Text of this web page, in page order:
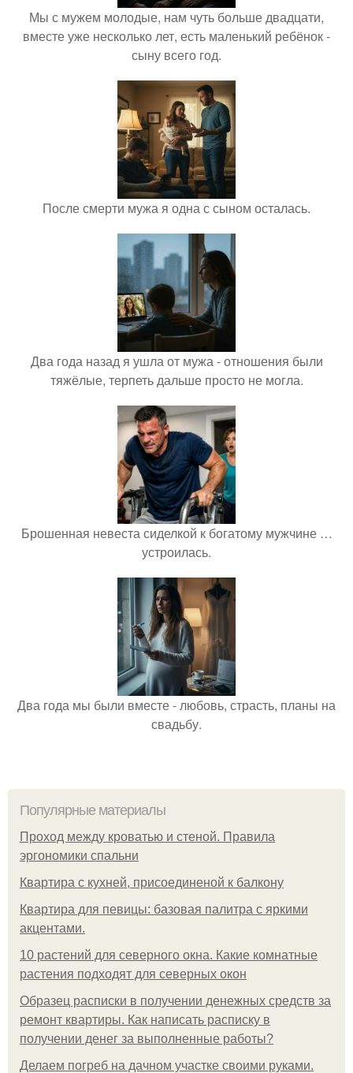
Мы с мужем молодые, нам чуть больше двадцати,
вместе уже несколько лет, есть маленький ребёнок -
сыну всего год.
После смерти мужа я одна с сыном осталась.
Два года назад я ушла от мужа - отношения были
тяжёлые, терпеть дальше просто не могла.
Брошенная невеста сиделкой к богатому мужчине …
устроилась.
Два года мы были вместе - любовь, страсть, планы на
свадьбу.
Популярные материалы
Проход между кроватью и стеной. Правила
эргономики спальни
Квартира с кухней, присоединеной к балкону
Квартира для певицы: базовая палитра с яркими
акцентами.
10 растений для северного окна. Какие комнатные
растения подходят для северных окон
Образец расписки в получении денежных средств за
ремонт квартиры. Как написать расписку в
получении денег за выполненные работы?
Делаем погреб на дачном участке своими руками.